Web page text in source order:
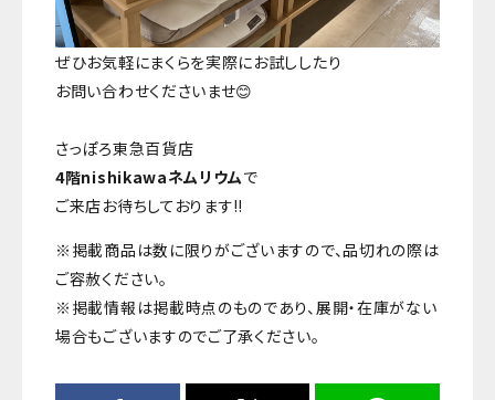
ぜひお気軽にまくらを実際にお試ししたり
お問い合わせくださいませ😊
さっぽろ東急百貨店
4階nishikawaネムリウムで
ご来店お待ちしております‼️
※掲載商品は数に限りがございますので、品切れの際は
ご容赦ください。
※掲載情報は掲載時点のものであり、展開・在庫がない
場合もございますのでご了承ください。